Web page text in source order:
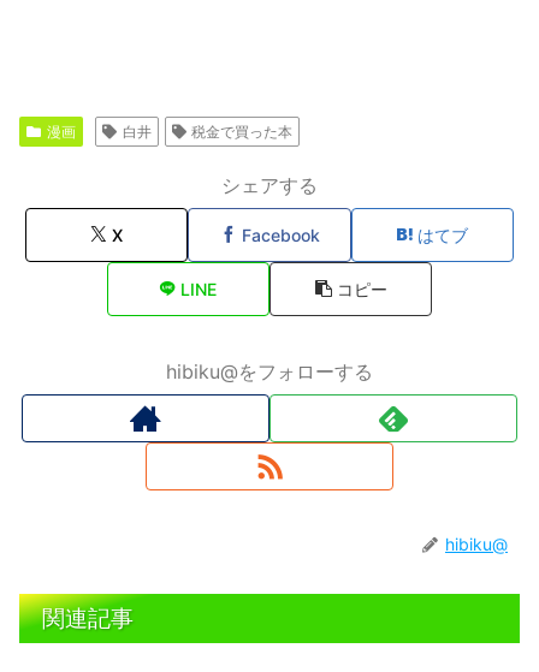
漫画 白井 税金で買った本
シェアする
X Facebook はてブ
LINE コピー
hibiku@をフォローする
hibiku@
関連記事